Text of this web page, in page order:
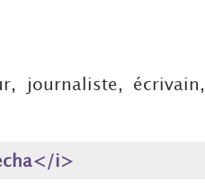
journaliste, écrivain,
i>